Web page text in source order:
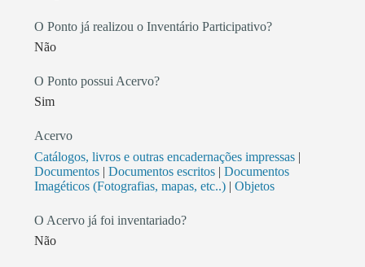
O Ponto já realizou o Inventário Participativo?
Não
O Ponto possui Acervo?
Sim
Acervo
Catálogos, livros e outras encadernações impressas |
Documentos | Documentos escritos | Documentos
Imagéticos (Fotografias, mapas, etc..) | Objetos
O Acervo já foi inventariado?
Não